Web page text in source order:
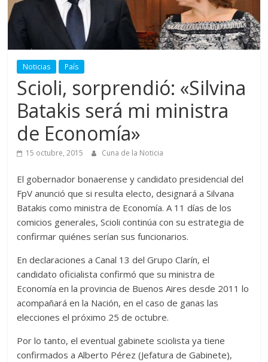
Noticias País
Scioli, sorprendió: «Silvina
Batakis será mi ministra
de Economía»
15 octubre, 2015 Cuna de la Noticia
El gobernador bonaerense y candidato presidencial del
FpV anunció que si resulta electo, designará a Silvana
Batakis como ministra de Economía. A 11 días de los
comicios generales, Scioli continúa con su estrategia de
confirmar quiénes serían sus funcionarios.
En declaraciones a Canal 13 del Grupo Clarín, el
candidato oficialista confirmó que su ministra de
Economía en la provincia de Buenos Aires desde 2011 lo
acompañará en la Nación, en el caso de ganas las
elecciones el próximo 25 de octubre.
Por lo tanto, el eventual gabinete sciolista ya tiene
confirmados a Alberto Pérez (Jefatura de Gabinete),